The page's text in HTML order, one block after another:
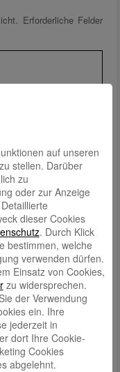
Erforderliche Felder
und meine Website in
speichern.
auf unseren
stellen. Darüber
zu
oder zur Anzeige
dieser Cookies
. Durch Klick
bestimmen, welche
verwenden dürfen.
Einsatz von Cookies,
zu widersprechen.
der Verwendung
ein. Ihre
jederzeit in
dort Ihre Cookie-
Cookies
abgelehnt.